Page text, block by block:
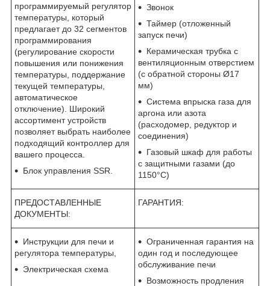
программируемый регулятор
температуры, который
предлагает до 32 сегментов
программирования
(регулирование скорости
повышения или понижения
температуры, поддержание
текущей температуры,
автоматическое
отключение). Широкий
ассортимент устройств
позволяет выбрать наиболее
подходящий контроллер для
вашего процесса.
Блок управления SSR.
Звонок
Таймер (отложенный
запуск печи)
Керамическая трубка с
вентиляционным отверстием
(с обратной стороны Ø17
мм)
Система впрыска газа для
аргона или азота
(расходомер, редуктор и
соединения)
Газовый шкаф для работы
с защитными газами (до
1150°C)
ПРЕДОСТАВЛЕННЫЕ
ДОКУМЕНТЫ:
ГАРАНТИЯ:
Инструкции для печи и
регулятора температуры,
Электрическая схема
Ограниченная гарантия на
один год и последующее
обслуживание печи
Возможность продления